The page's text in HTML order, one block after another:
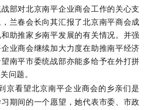
部对北京南平企业商会工作的关心支
兰春会长向其汇报了北京南平商会成
助推家乡南平发展的有关情况。并强
业商会继续加大力度在助推南平经济
南平市委统战部亦能多给予在外打拼
问题。
京看望北京南平企业商会的乡亲们是
期间的一个愿望，她代表市委、市政